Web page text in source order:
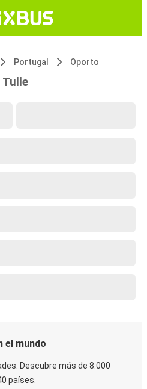
Portugal Oporto
el mundo
Descubre más de 8.000
países.